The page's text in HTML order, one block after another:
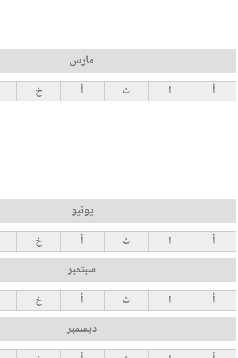
مارس
أ ا ث أ خ
يونيو
أ ا ث أ خ
سبتمبر
أ ا ث أ خ
ديسمبر